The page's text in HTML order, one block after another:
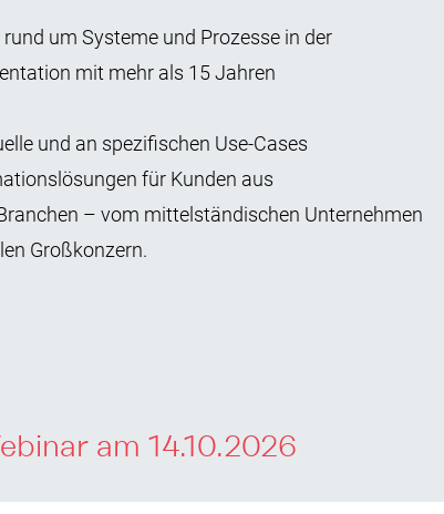
um Systeme und Prozesse in der
mit mehr als 15 Jahren
und an spezifischen Use-Cases
für Kunden aus
– vom mittelständischen Unternehmen
Großkonzern.
am 14.10.2026